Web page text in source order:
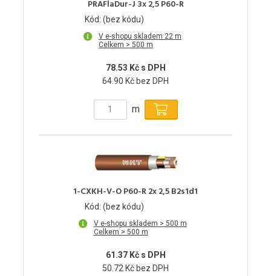
PRAFlaDur-J 3x 2,5 P60-R
Kód: (bez kódu)
V e-shopu skladem 22 m
Celkem > 500 m
78.53 Kč s DPH
64.90 Kč bez DPH
m
1-CXKH-V-O P60-R 2x 2,5 B2s1d1
Kód: (bez kódu)
V e-shopu skladem > 500 m
Celkem > 500 m
61.37 Kč s DPH
50.72 Kč bez DPH